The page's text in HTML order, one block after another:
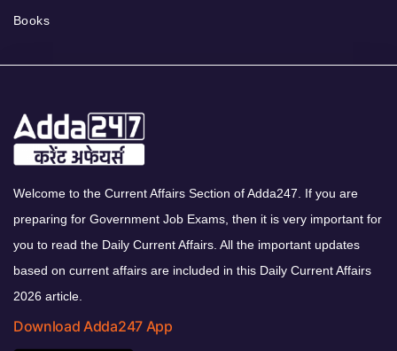
Books
Welcome to the Current Affairs Section of Adda247. If you are
preparing for Government Job Exams, then it is very important for
you to read the Daily Current Affairs. All the important updates
based on current affairs are included in this Daily Current Affairs
2026 article.
Download Adda247 App